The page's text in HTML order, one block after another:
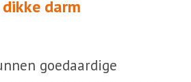
darm
goedaardige